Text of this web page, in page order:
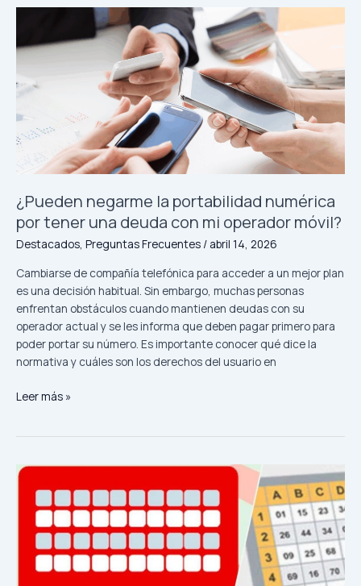
con
incertidumbre
en
plataformas
de
transporte
retroceder
derechos
de
los
¿Pueden negarme la portabilidad numérica
por tener una deuda con mi operador móvil?
Destacados Preguntas Frecuentes / abril 14, 2026
Cambiarse de compañía telefónica para acceder a un mejor plan
es una decisión habitual. Sin embargo, muchas personas
enfrentan obstáculos cuando mantienen deudas con su
operador actual y se les informa que deben pagar primero para
poder portar su número. Es importante conocer qué dice la
normativa y cuáles son los derechos del usuario en
¿Pueden
numérica
tener
deuda
Leer más »